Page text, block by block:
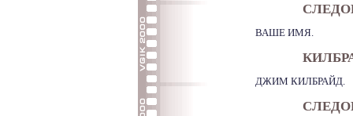
ВАШЕ ИМЯ.
ДЖИМ КИЛБРАЙД.